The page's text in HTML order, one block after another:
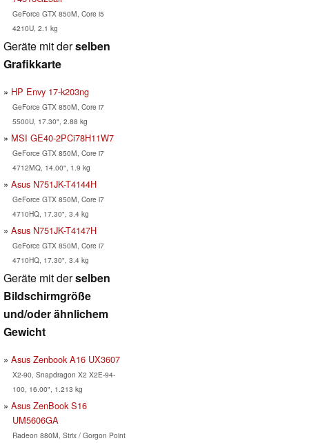
GeForce GTX 850M, Core i5
4210U, 2.1 kg
Geräte mit derselben
Grafikkarte
HP Envy 17-k203ng
GeForce GTX 850M, Core i7
5500U, 17.30", 2.88 kg
MSI GE40-2PCi78H11W7
GeForce GTX 850M, Core i7
4712MQ, 14.00", 1.9 kg
Asus N751JK-T4144H
GeForce GTX 850M, Core i7
4710HQ, 17.30", 3.4 kg
Asus N751JK-T4147H
GeForce GTX 850M, Core i7
4710HQ, 17.30", 3.4 kg
Geräte mit derselben
Bildschirmgröße
und/oder ähnlichem
Gewicht
Asus Zenbook A16 UX3607
X2-90, Snapdragon X2 X2E-94-
100, 16.00", 1.213 kg
Asus ZenBook S16
UM5606GA
Radeon 880M, Strix / Gorgon Point